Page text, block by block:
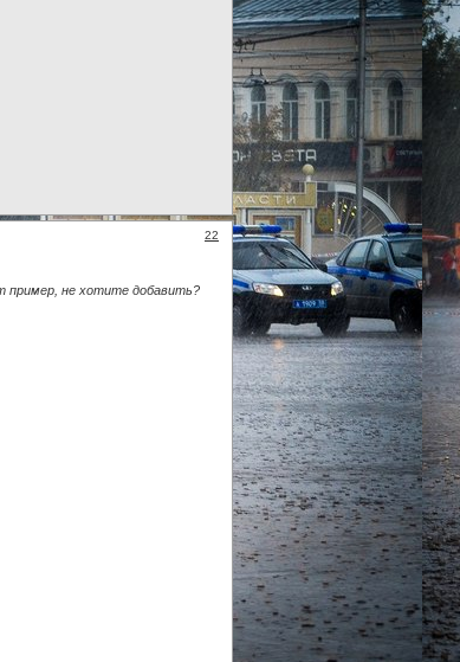
22
пример, не хотите добавить?